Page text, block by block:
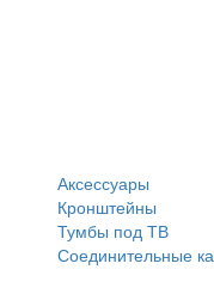
Аксессуары
Кронштейны
Тумбы под ТВ
Соединительные